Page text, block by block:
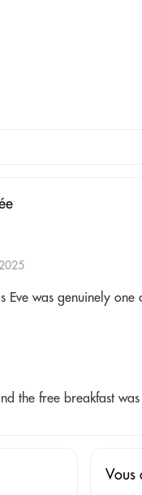
was genuinely one
the free breakfast
Vous